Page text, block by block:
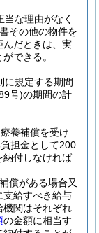
な理由がなく
その他の物件を
んだときは、実
できる。
に規定する期間
号)の期間の計
養補償を受け
担金として200
納付しなければ
償がある場合又
支給すべき給与
機関はそれぞれ
の金額に相当す